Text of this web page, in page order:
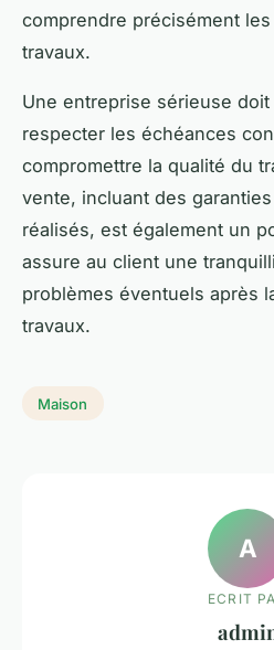
comprendre précisément
travaux.
Une entreprise sérieuse
respecter les échéances
compromettre la qualité du
vente, incluant des
réalisés, est également un
assure au client une
problèmes éventuels après
travaux.
Maison
A
ECRIT